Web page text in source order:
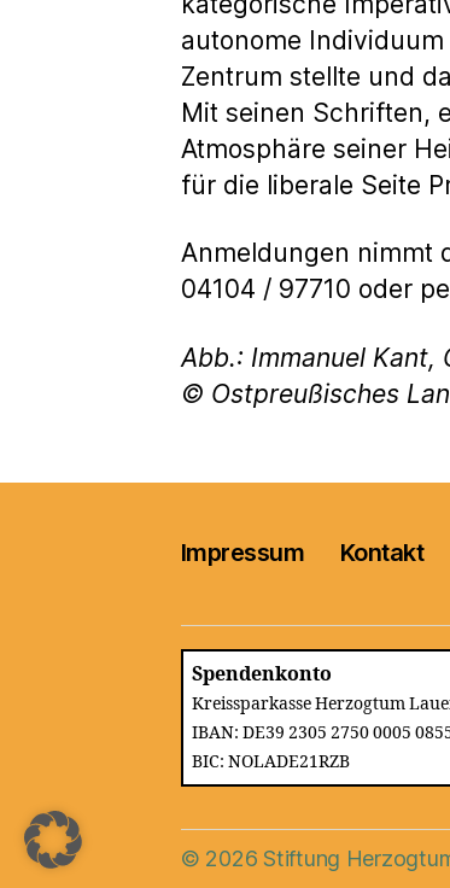
autonome
Zentrum stellte und
Mit seinen Schriften,
Atmosphäre seiner
für die liberale Seite
Anmeldungen nimmt
04104 / 97710 oder
Abb.: Immanuel Kant,
© Ostpreußisches
Impressum Kontakt
Spendenkonto
Kreissparkasse Herzogtum
IBAN: DE39 2305 2750 0005
BIC: NOLADE21RZB
© 2026Stiftung